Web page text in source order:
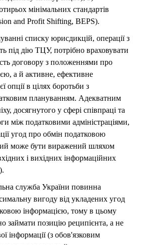
мінімальних стандартів
and Profit Shifting, BEPS).
списку юрисдикцій, операції з
під дію ТЦУ, потрібно враховувати
договору з положеннями про
а й активне, ефективне
опції в цілях боротьби з
плануванням. Адекватним
досягнутого у сфері співпраці та
між податковими адміністраціями,
угод про обмін податковою
може бути виражений шляхом
і вихідних інформаційних
служба України повинна
вигоду від укладених угод
інформацією, тому в цьому
займати позицію реципієнта, а не
інформації (з обов'язковим